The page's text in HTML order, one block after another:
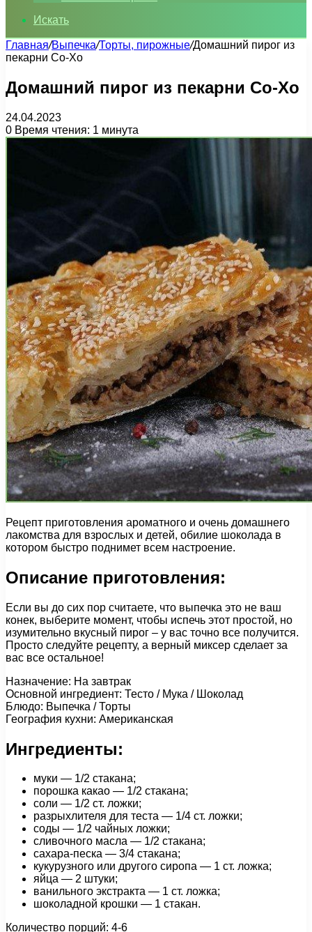
Искать
Главная/Выпечка/Торты, пирожные/Домашний пирог из
пекарни Со-Хо
Домашний пирог из пекарни Со-Хо
24.04.2023
0 Время чтения: 1 минута
Рецепт приготовления ароматного и очень домашнего
лакомства для взрослых и детей, обилие шоколада в
котором быстро поднимет всем настроение.
Описание приготовления:
Если вы до сих пор считаете, что выпечка это не ваш
конек, выберите момент, чтобы испечь этот простой, но
изумительно вкусный пирог – у вас точно все получится.
Просто следуйте рецепту, а верный миксер сделает за
вас все остальное!
Назначение: На завтрак
Основной ингредиент: Тесто / Мука / Шоколад
Блюдо: Выпечка / Торты
География кухни: Американская
Ингредиенты:
муки — 1/2 стакана;
порошка какао — 1/2 стакана;
соли — 1/2 ст. ложки;
разрыхлителя для теста — 1/4 ст. ложки;
соды — 1/2 чайных ложки;
сливочного масла — 1/2 стакана;
сахара-песка — 3/4 стакана;
кукурузного или другого сиропа — 1 ст. ложка;
яйца — 2 штуки;
ванильного экстракта — 1 ст. ложка;
шоколадной крошки — 1 стакан.
Количество порций: 4-6